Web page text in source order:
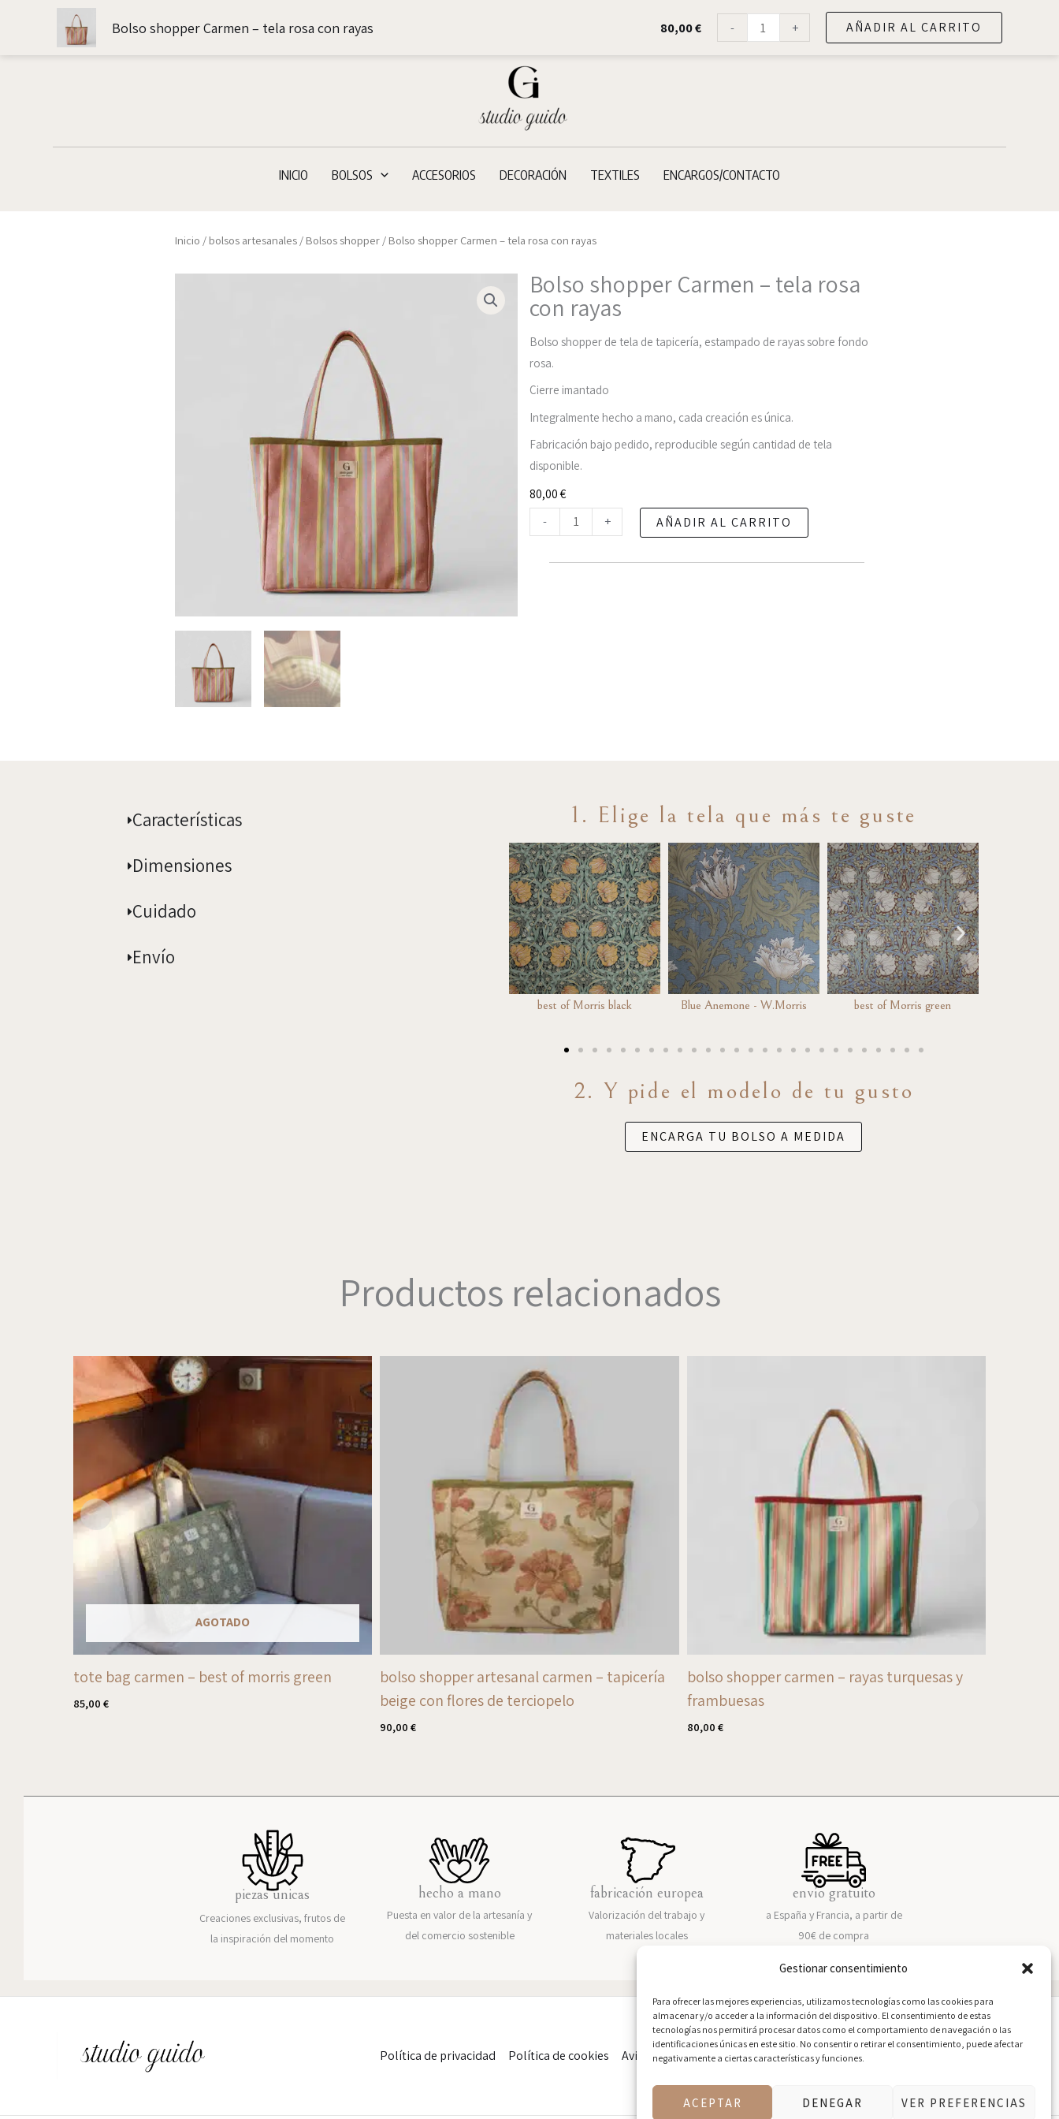
Gestionar consentimiento
Para ofrecer las mejores experiencias, utilizamos tecnologías como las cookies para
almacenar y/o acceder a la información del dispositivo. El consentimiento de estas
tecnologías nos permitirá procesar datos como el comportamiento de navegación o las
identificaciones únicas en este sitio. No consentir o retirar el consentimiento, puede afectar
negativamente a ciertas características y funciones.
ACEPTAR DENEGAR VER PREFERENCIAS
Buscar Français
INICIO BOLSOS ACCESORIOS DECORACIÓN TEXTILES ENCARGOS/CONTACTO
Inicio / bolsos artesanales / Bolsos shopper / Bolso shopper Carmen – tela rosa con rayas
Bolso shopper Carmen – tela rosa
con rayas
Bolso shopper de tela de tapicería, estampado de rayas sobre fondo
rosa.
Cierre imantado
Integralmente hecho a mano, cada creación es única.
Fabricación bajo pedido, reproducible según cantidad de tela
disponible.
80,00€
-
Bolso
shopper
Carmen
+ AÑADIR AL CARRITO
Características
Dimensiones
Cuidado
Envío
1. Elige la tela que más te guste
best of Morris black Blue Anemone - W.Morris best of Morris green
2. Y pide el modelo de tu gusto
ENCARGA TU BOLSO A MEDIDA
Productos relacionados
AGOTADO
tote bag carmen – best of morris green
85,00 €
bolso shopper artesanal carmen – tapicería
beige con flores de terciopelo
90,00€
bolso shopper carmen – rayas turquesas y
frambuesas
80,00 €
piezas únicas
Creaciones exclusivas, frutos de
la inspiración del momento
hecho a mano
Puesta en valor de la artesanía y
del comercio sostenible
fabricación europea
Valorización del trabajo y
materiales locales
envío gratuito
a España y Francia, a partir de
90€ de compra
Política de privacidad Política de cookies Aviso legal
Bolso shopper Carmen – tela rosa con rayas 80,00€ -
Bolso
shopper
con
rayas
+ AÑADIR AL CARRITO